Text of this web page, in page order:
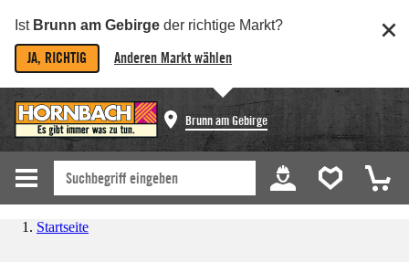
Ist Brunn am Gebirge der richtige Markt?
JA, RICHTIG Anderen Markt wählen
Brunn am Gebirge
Startseite